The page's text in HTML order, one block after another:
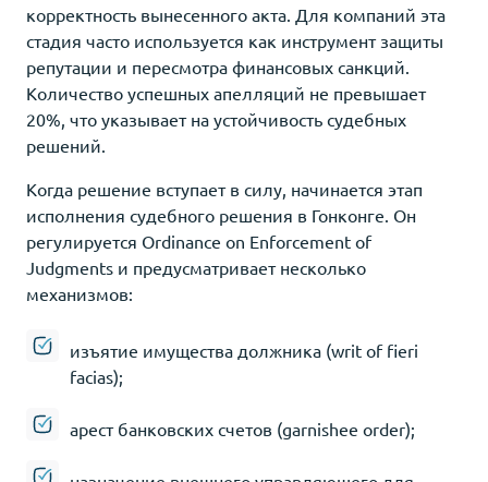
корректность вынесенного акта. Для компаний эта
стадия часто используется как инструмент защиты
репутации и пересмотра финансовых санкций.
Количество успешных апелляций не превышает
20%, что указывает на устойчивость судебных
решений.
Когда решение вступает в силу, начинается этап
исполнения судебного решения в Гонконге. Он
регулируется Ordinance on Enforcement of
Judgments и предусматривает несколько
механизмов:
изъятие имущества должника (writ of fieri
facias);
арест банковских счетов (garnishee order);